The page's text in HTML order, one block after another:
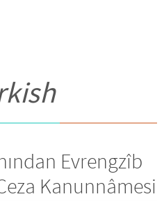
Evrengzîb
Kanunnâmesi